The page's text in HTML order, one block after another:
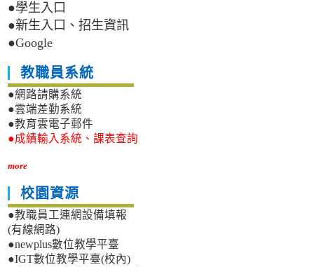
●學生入口
●新生入口、招生資訊
●Google
教職員系統
●網路請購系統
●雲端差勤系統
●教育雲電子郵件
●成績輸入系統、課表查詢
more
校園資源
●教職員工連網設備填報
(有線網路)
●newplus數位教學平臺
●IGT數位教學平臺(校內)